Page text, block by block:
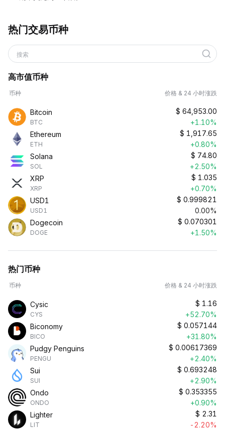
热门交易币种
搜索
高市值币种
币种 价格 & 24 小时涨跌
Bitcoin
BTC
$ 64,953.00
+1.10%
Ethereum
ETH
$ 1,917.65
+0.80%
Solana
SOL
$ 74.80
+2.50%
XRP
XRP
$ 1.035
+0.70%
USD1
USD1
$ 0.999821
0.00%
Dogecoin
DOGE
$ 0.070301
+1.50%
热门币种
币种 价格 & 24 小时涨跌
Cysic
CYS
$ 1.16
+52.70%
Biconomy
BICO
$ 0.057144
+31.80%
Pudgy Penguins
PENGU
$ 0.00617369
+2.40%
Sui
SUI
$ 0.693248
+2.90%
Ondo
ONDO
$ 0.353355
+0.90%
Lighter
LIT
$ 2.31
-2.20%